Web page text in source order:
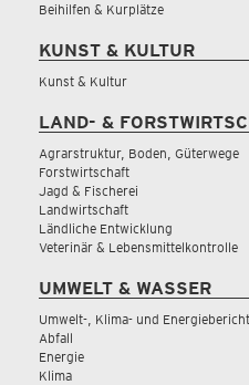
Beihilfen & Kurplätze
KUNST & KULTUR
Kunst & Kultur
LAND- &
Agrarstruktur, Boden, Güterwege
Forstwirtschaft
Jagd & Fischerei
Landwirtschaft
Ländliche Entwicklung
Veterinär & Lebensmittelkontrolle
UMWELT & WASSER
Umwelt-, Klima- und Energiebericht
Abfall
Energie
Klima